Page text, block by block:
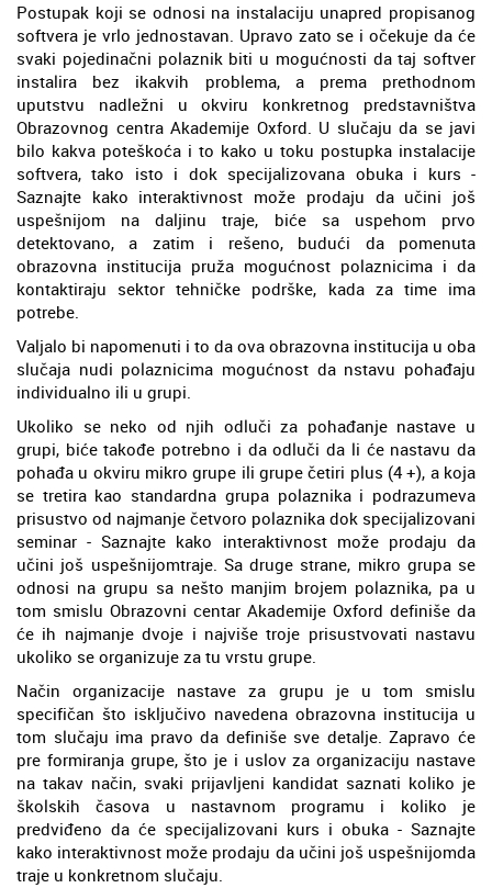
Postupak koji se odnosi na instalaciju unapred propisanog
softvera je vrlo jednostavan. Upravo zato se i očekuje da će
svaki pojedinačni polaznik biti u mogućnosti da taj softver
instalira bez ikakvih problema, a prema prethodnom
uputstvu nadležni u okviru konkretnog predstavništva
Obrazovnog centra Akademije Oxford. U slučaju da se javi
bilo kakva poteškoća i to kako u toku postupka instalacije
softvera, tako isto i dok specijalizovana obuka i kurs -
Saznajte kako interaktivnost može prodaju da učini još
uspešnijom na daljinu traje, biće sa uspehom prvo
detektovano, a zatim i rešeno, budući da pomenuta
obrazovna institucija pruža mogućnost polaznicima i da
kontaktiraju sektor tehničke podrške, kada za time ima
potrebe.
Valjalo bi napomenuti i to da ova obrazovna institucija u oba
slučaja nudi polaznicima mogućnost da nstavu pohađaju
individualno ili u grupi.
Ukoliko se neko od njih odluči za pohađanje nastave u
grupi, biće takođe potrebno i da odluči da li će nastavu da
pohađa u okviru mikro grupe ili grupe četiri plus (4 +), a koja
se tretira kao standardna grupa polaznika i podrazumeva
prisustvo od najmanje četvoro polaznika dok specijalizovani
seminar - Saznajte kako interaktivnost može prodaju da
učini još uspešnijomtraje. Sa druge strane, mikro grupa se
odnosi na grupu sa nešto manjim brojem polaznika, pa u
tom smislu Obrazovni centar Akademije Oxford definiše da
će ih najmanje dvoje i najviše troje prisustvovati nastavu
ukoliko se organizuje za tu vrstu grupe.
Način organizacije nastave za grupu je u tom smislu
specifičan što isključivo navedena obrazovna institucija u
tom slučaju ima pravo da definiše sve detalje. Zapravo će
pre formiranja grupe, što je i uslov za organizaciju nastave
na takav način, svaki prijavljeni kandidat saznati koliko je
školskih časova u nastavnom programu i koliko je
predviđeno da će specijalizovani kurs i obuka - Saznajte
kako interaktivnost može prodaju da učini još uspešnijomda
traje u konkretnom slučaju.